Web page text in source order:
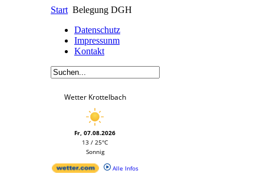
Start Belegung DGH
Datenschutz
Impressunm
Kontakt
Wetter Krottelbach
Fr, 07.08.2026
13 / 25°C
Sonnig
Alle Infos